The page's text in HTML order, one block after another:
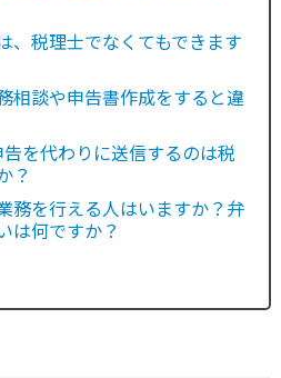
、税理士でなくてもできます
相談や申告書作成をすると違
を代わりに送信するのは税
？
務を行える人はいますか？弁
は何ですか？